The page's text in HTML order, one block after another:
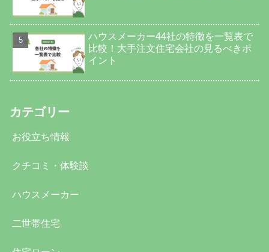
ハウスメーカー44社の特徴を一覧表で
比較！大手注文住宅会社の見るべきポ
イント
カテゴリー
お役立ち情報
クチコミ・体験談
ハウスメーカー
二世帯住宅